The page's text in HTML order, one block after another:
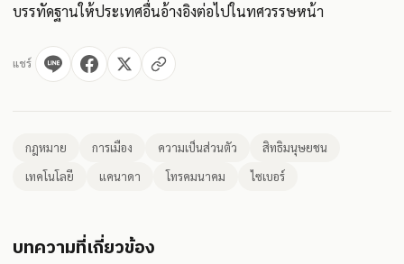
บรรทัดฐานให้ประเทศอื่นอ้างอิงต่อไปในทศวรรษหน้า
แชร์
กฎหมาย การเมือง ความเป็นส่วนตัว
สิทธิมนุษยชน
เทคโนโลยี
แคนาดา โทรคมนาคม ไซเบอร์
บทความที่เกี่ยวข้อง